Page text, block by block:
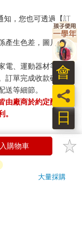
知，您也可透過【訂
產生色差，圖片僅供
、運動器材等）及
訂單完成收款確認
送等細節。
由廠商於約定配送時
。
電話要求您前往
上當！
購物車
大量採購
日
員
會